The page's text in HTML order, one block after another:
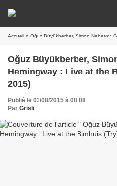
Accueil » Oğuz Büyükberber, Simon Nabatov, Gerry
Oğuz Büyükberber,
Hemingway : Live at the
2015)
Publié le 03/08/2015 à 08:08
Par Grisli